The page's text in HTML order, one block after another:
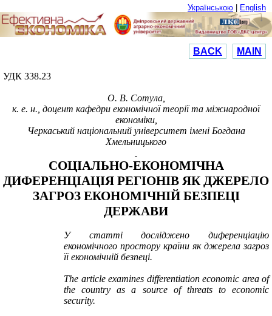
Українською English
BACK MAIN
УДК 338.23
О. В. Сотула,
к. е. н., доцент кафедри економічної теорії та міжнародної
економіки,
Черкаський національний університет імені Богдана
Хмельницького
СОЦІАЛЬНО-ЕКОНОМІЧНА
ДИФЕРЕНЦІАЦІЯ РЕГІОНІВ ЯК ДЖЕРЕЛО
ЗАГРОЗ ЕКОНОМІЧНІЙ БЕЗПЕЦІ
ДЕРЖАВИ
У статті досліджено диференціацію
економічного простору країни як джерела загроз
її економічній безпеці.
The article examines differentiation economic area of
the country as a source of threats to economic
security.